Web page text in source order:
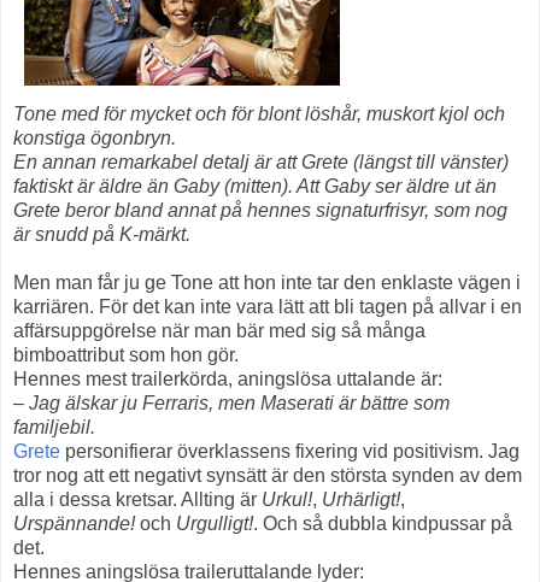
Tone med för mycket och för blont löshår, muskort kjol och
konstiga ögonbryn.
En annan remarkabel detalj är att Grete (längst till vänster)
faktiskt är äldre än Gaby (mitten). Att Gaby ser äldre ut än
Grete beror bland annat på hennes signaturfrisyr, som nog
är snudd på K-märkt.
Men man får ju ge Tone att hon inte tar den enklaste vägen i
karriären. För det kan inte vara lätt att bli tagen på allvar i en
affärsuppgörelse när man bär med sig så många
bimboattribut som hon gör.
Hennes mest trailerkörda, aningslösa uttalande är:
– Jag älskar ju Ferraris, men Maserati är bättre som
familjebil.
Grete personifierar överklassens fixering vid positivism. Jag
tror nog att ett negativt synsätt är den största synden av dem
alla i dessa kretsar. Allting är Urkul!, Urhärligt!,
Urspännande!och Urgulligt!. Och så dubbla kindpussar på
det.
Hennes aningslösa traileruttalande lyder: